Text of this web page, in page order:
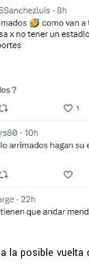
la posible vuelta